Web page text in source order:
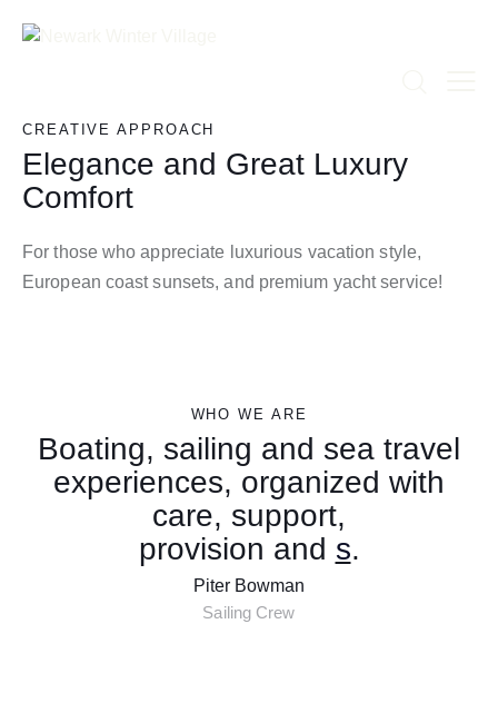
CREATIVE APPROACH
Elegance and Great Luxury
Comfort
For those who appreciate luxurious vacation style,
European coast sunsets, and premium yacht service!
WHO WE ARE
Boating, sailing and sea travel
experiences, organized with
care, support,
provision andstyle
Piter Bowman
Sailing Crew